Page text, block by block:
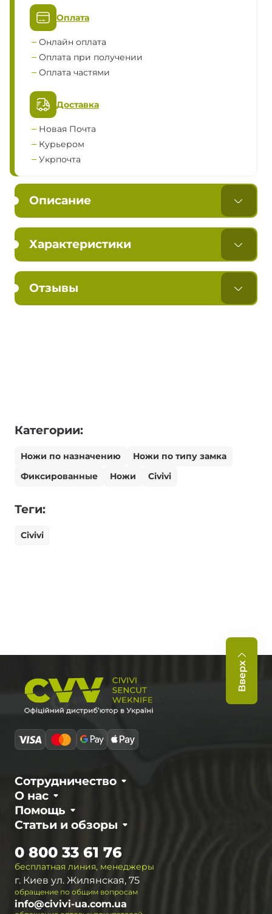
Оплата
Онлайн оплата
Оплата при получении
Оплата частями
Доставка
Новая Почта
Курьером
Укрпочта
Описание
Характеристики
Отзывы
Категории:
Ножи по назначению
Ножи по типу замка
Фиксированные
Ножи Civivi
Теги:
Civivi
Вверх
О нас
Сотрудничество
Статьи и обзоры
Помощь
бесплатная линия, менеджеры
0 800 33 61 76
г. Киев ул. Жилянская, 75
обращение по общим вопросам
info@civivi-ua.com.ua